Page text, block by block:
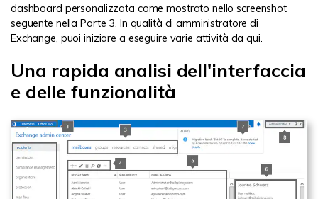
dashboard personalizzata come mostrato nello screenshot
seguente nella Parte 3. In qualità di amministratore di
Exchange, puoi iniziare a eseguire varie attività da qui.
Una rapida analisi dell'interfaccia
e delle funzionalità